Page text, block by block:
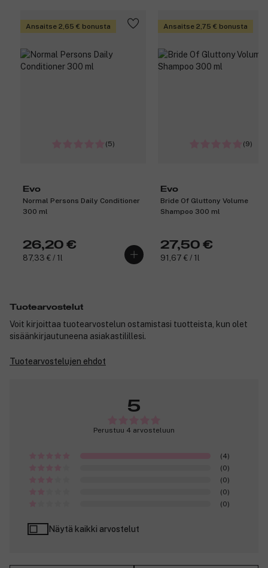
Ansaitse 2,65 € bonusta
(5)
Evo
Normal Persons Daily Conditioner
300 ml
26,20 €
87,33 € / 1l
Ansaitse 2,75 € bonusta
(9)
Evo
Bride Of Gluttony Volume
Shampoo 300 ml
27,50 €
91,67 € / 1l
Tuotearvostelut
Voit kirjoittaa tuotearvostelun ostamistasi tuotteista, kun olet
sisäänkirjautuneena asiakastilillesi.
Tuotearvostelujen ehdot
5
Perustuu 4 arvosteluun
(4)
(0)
(0)
(0)
(0)
Näytä kaikki arvostelut